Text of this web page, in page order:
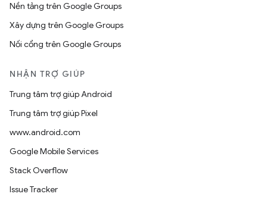
Nền tảng trên Google Groups
Xây dựng trên Google Groups
Nối cổng trên Google Groups
NHẬN TRỢ GIÚP
Trung tâm trợ giúp Android
Trung tâm trợ giúp Pixel
www.android.com
Google Mobile Services
Stack Overflow
Issue Tracker